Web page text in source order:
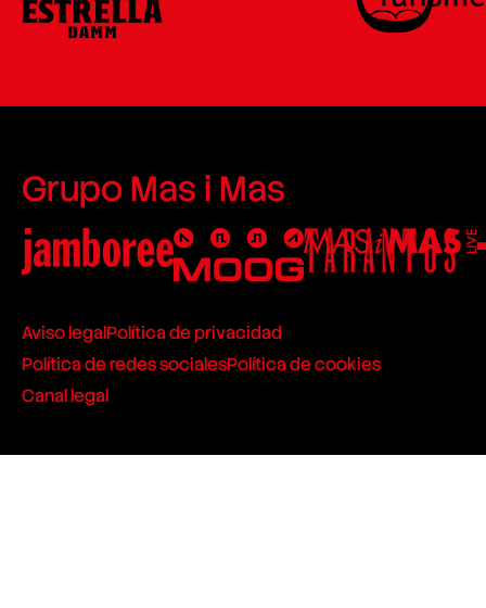
Grupo Mas i Mas
Aviso legalPolítica de privacidad
Política de redes socialesPolítica de cookies
Canal legal